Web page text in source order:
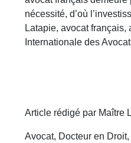
nécessité, d’où
Latapie, avocat français,
Internationale des
Article rédigé par Maître
Avocat, Docteur en Droit,